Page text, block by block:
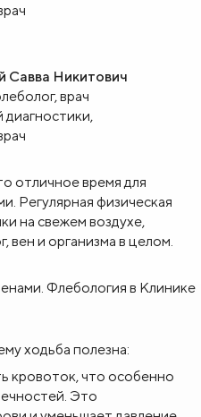
Савва Никитович
врач
диагностики,
отличное время для
Регулярная физическая
на свежем воздухе,
вен и организма в целом.
ходьба полезна:
кровоток, что особенно
Это